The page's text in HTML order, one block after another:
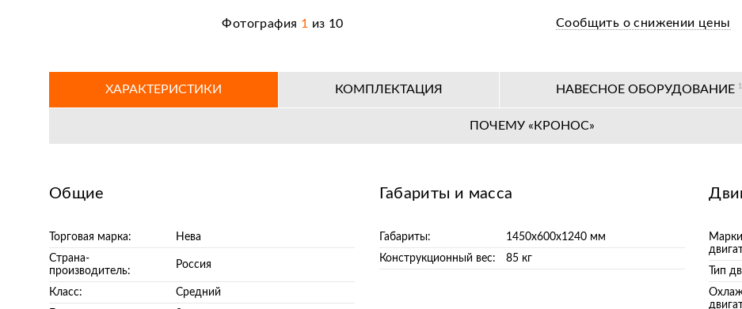
Фотография 1 из 10
Цена от завода-
Сообщить о снижении цены
ХАРАКТЕРИСТИКИ КОМПЛЕКТАЦИЯ НАВЕСНОЕ ОБОРУДОВАНИЕ
ПОЧЕМУ «КРОНОС»
Общие
Торговая марка:
Нева
Страна-
производитель:
Россия
Класс:
Средний
Габариты и масса
Габариты:
1450х600х1240 мм
Конструкционный вес:
85 кг
Тип